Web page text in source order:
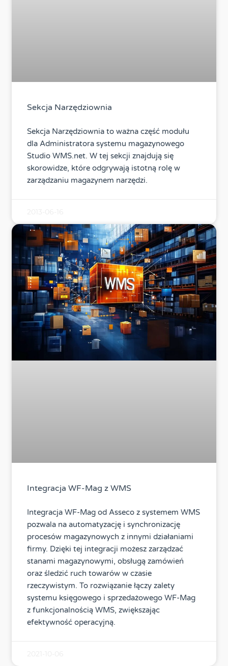
Sekcja Narzędziownia
Sekcja Narzędziownia to ważna część modułu
dla Administratora systemu magazynowego
Studio WMS.net. W tej sekcji znajdują się
skorowidze, które odgrywają istotną rolę w
zarządzaniu magazynem narzędzi.
Integracja WF-Mag z WMS
Integracja WF-Mag od Asseco z systemem WMS
pozwala na automatyzację i synchronizację
procesów magazynowych z innymi działaniami
firmy. Dzięki tej integracji możesz zarządzać
stanami magazynowymi, obsługą zamówień
oraz śledzić ruch towarów w czasie
rzeczywistym. To rozwiązanie łączy zalety
systemu księgowego i sprzedażowego WF-Mag
z funkcjonalnością WMS, zwiększając
efektywność operacyjną.